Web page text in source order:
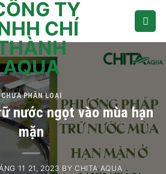
CHƯA PHÂN LOẠI
nước ngọt vào mùa hạn
mặn
11 21, 2023 BY CHITA AQUA